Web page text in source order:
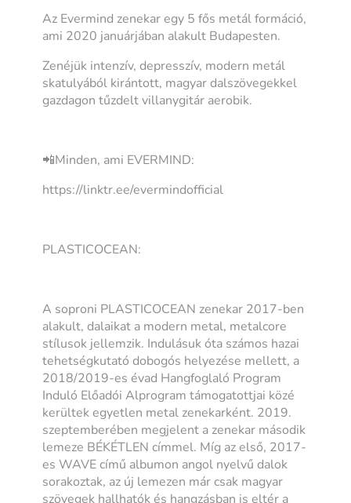
Az Evermind zenekar egy 5 fős metál formáció,
ami 2020 januárjában alakult Budapesten.
Zenéjük intenzív, depresszív, modern metál
skatulyából kirántott, magyar dalszövegekkel
gazdagon tűzdelt villanygitár aerobik.
📲Minden, ami EVERMIND:
https://linktr.ee/evermindofficial
PLASTICOCEAN:
A soproni PLASTICOCEAN zenekar 2017-ben
alakult, dalaikat a modern metal, metalcore
stílusok jellemzik. Indulásuk óta számos hazai
tehetségkutató dobogós helyezése mellett, a
2018/2019-es évad Hangfoglaló Program
Induló Előadói Alprogram támogatottjai közé
kerültek egyetlen metal zenekarként. 2019.
szeptemberében megjelent a zenekar második
lemeze BÉKÉTLEN címmel. Míg az első, 2017-
es WAVE című albumon angol nyelvű dalok
sorakoztak, az új lemezen már csak magyar
szövegek hallhatók és hangzásban is eltér a